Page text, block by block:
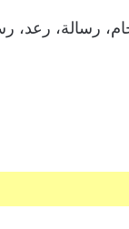
رسالة، رعد،